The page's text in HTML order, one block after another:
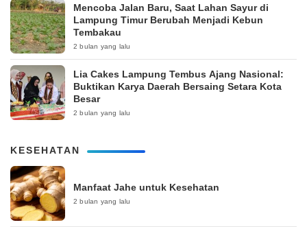
Mencoba Jalan Baru, Saat Lahan Sayur di
Lampung Timur Berubah Menjadi Kebun
Tembakau
2 bulan yang lalu
Lia Cakes Lampung Tembus Ajang Nasional:
Buktikan Karya Daerah Bersaing Setara Kota
Besar
2 bulan yang lalu
KESEHATAN
Manfaat Jahe untuk Kesehatan
2 bulan yang lalu